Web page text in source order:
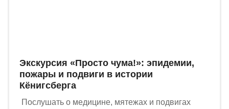
Экскурсия «Просто чума!»: эпидемии,
пожары и подвиги в истории
Кёнигсберга
Послушать о медицине, мятежах и подвигах